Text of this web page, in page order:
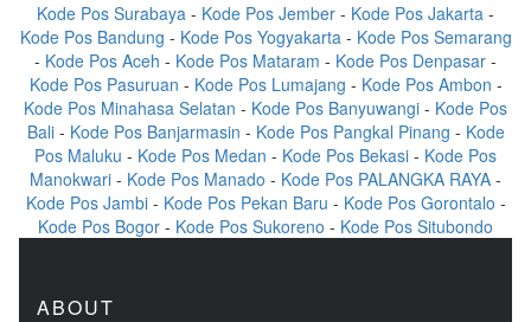
Kode Pos Surabaya - Kode Pos Jember - Kode Pos Jakarta -
Kode Pos Bandung - Kode Pos Yogyakarta- Kode Pos Semarang
- Kode Pos Aceh - Kode Pos Mataram - Kode Pos Denpasar -
Kode Pos Pasuruan - Kode Pos Lumajang - Kode Pos Ambon -
Kode Pos Minahasa Selatan - Kode Pos Banyuwangi - Kode Pos
Bali- Kode Pos Banjarmasin - Kode Pos Pangkal Pinang - Kode
Pos Maluku - Kode Pos Medan - Kode Pos Bekasi - Kode Pos
Manokwari - Kode Pos Manado - Kode Pos PALANGKA RAYA -
Kode Pos Jambi- Kode Pos Pekan Baru - Kode Pos Gorontalo -
Kode Pos Bogor - Kode Pos Sukoreno - Kode Pos Situbondo
ABOUT